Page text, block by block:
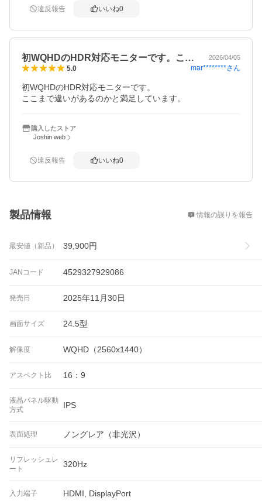
違反報告 いいね0
初WQHDのHDR対応モニターです。こ… 2026/04/05
5.0 mar********さん
初WQHDのHDR対応モニターです。
ここまで違いがあるのかと満足しています。
購入したストア
Joshin web
違反報告 いいね0
製品情報 情報の誤りを報告
最安値（新品） 39,900円
JANコード 4529327929086
発売日 2025年11月30日
画面サイズ 24.5型
解像度 WQHD（2560x1440）
アスペクト比 16：9
液晶パネル駆動
方式
IPS
表面処理 ノングレア（非光沢）
リフレッシュレ
ート
320Hz
入力端子 HDMI, DisplayPort